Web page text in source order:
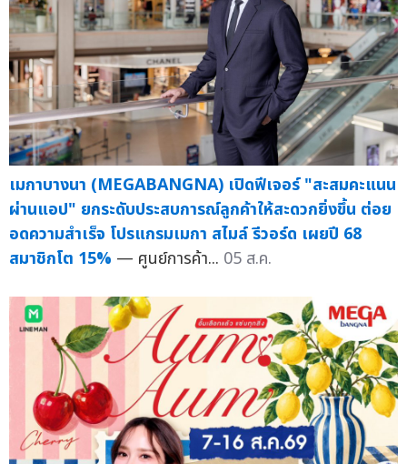
เมกาบางนา (MEGABANGNA) เปิดฟีเจอร์ "สะสมคะแนน
ผ่านแอป" ยกระดับประสบการณ์ลูกค้าให้สะดวกยิ่งขึ้น ต่อย
อดความสำเร็จ โปรแกรมเมกา สไมล์ รีวอร์ด เผยปี 68
สมาชิกโต 15% — ศูนย์การค้า... 05 ส.ค.